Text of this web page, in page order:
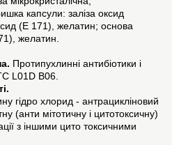
капсули: заліза оксид
(Е 171), желатин; основа
желатин.
Протипухлинні антибіотики і
L01D B06.
гідро хлорид - антрацикліновий
(анти мітотичну і цитотоксичну)
з іншими цито токсичними